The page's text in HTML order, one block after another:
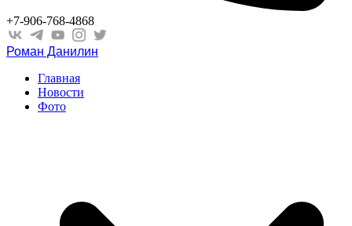
+7-906-768-4868
Роман Данилин
Главная
Новости
Фото